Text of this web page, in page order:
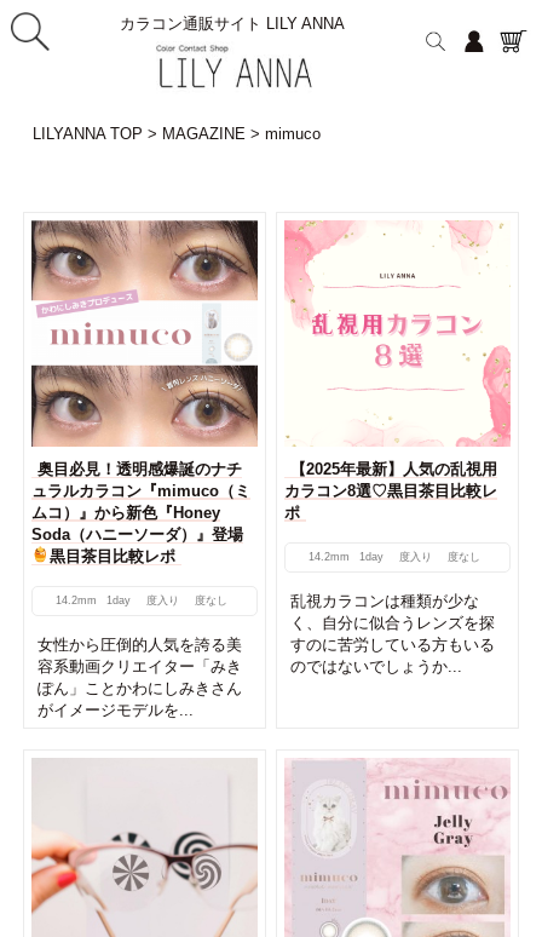
カラコン通販サイト LILY ANNA
LILYANNA TOP > MAGAZINE> mimuco
奥目必見！透明感爆誕のナチ
ュラルカラコン『mimuco（ミ
ムコ）』から新色『Honey
Soda（ハニーソーダ）』登場
黒目茶目比較レポ
14.2mm 1day 度入り 度なし
女性から圧倒的人気を誇る美
容系動画クリエイター「みき
ぽん」ことかわにしみきさん
がイメージモデルを...
【2025年最新】人気の乱視用
カラコン8選♡黒目茶目比較レ
ポ
14.2mm 1day 度入り 度なし
乱視カラコンは種類が少な
く、自分に似合うレンズを探
すのに苦労している方もいる
のではないでしょうか...